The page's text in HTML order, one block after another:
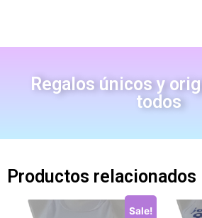
Regalos únicos y
todos
Productos relacionados
Sale!